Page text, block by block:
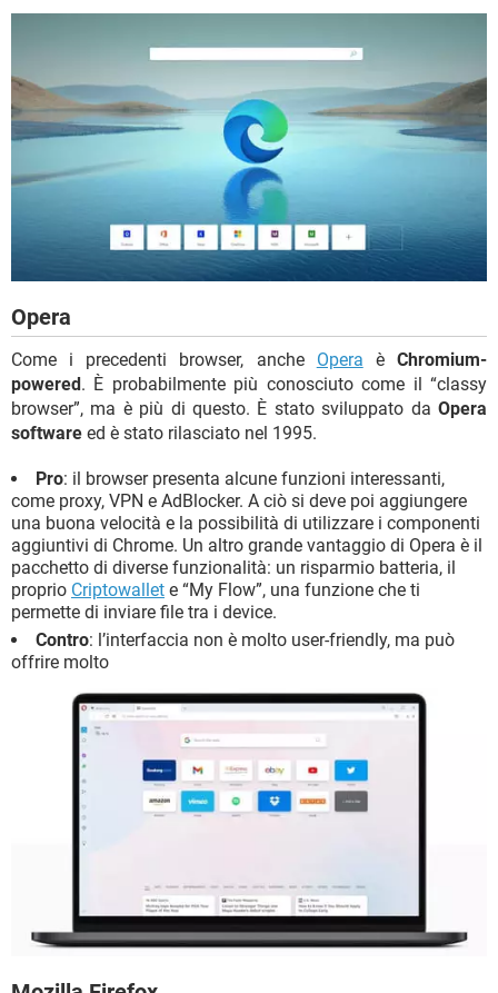
Opera
Come i precedenti browser, anche Opera èChromium-
powered. È probabilmente più conosciuto come il “classy
browser”, ma è più di questo. È stato sviluppato da Opera
software ed è stato rilasciato nel 1995.
Pro: il browser presenta alcune funzioni interessanti,
come proxy, VPN e AdBlocker. A ciò si deve poi aggiungere
una buona velocità e la possibilità di utilizzare i componenti
aggiuntivi di Chrome. Un altro grande vantaggio di Opera è il
pacchetto di diverse funzionalità: un risparmio batteria, il
proprio Criptowallet e “My Flow”, una funzione che ti
permette di inviare file tra i device.
Contro: l’interfaccia non è molto user-friendly, ma può
offrire molto